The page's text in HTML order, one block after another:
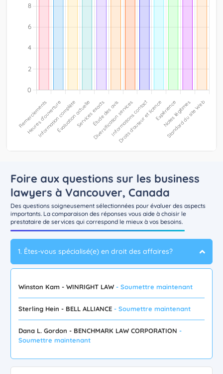
Foire aux questions sur les business
lawyers à Vancouver, Canada
Des questions soigneusement sélectionnées pour évaluer des aspects
importants. La comparaison des réponses vous aide à choisir le
prestataire de services qui correspond le mieux à vos besoins.
1. Êtes-vous spécialisé(e) en droit des affaires?
Winston Kam - WINRIGHT LAW - Soumettre maintenant
Sterling Hein - BELL ALLIANCE - Soumettre maintenant
Dana L. Gordon - BENCHMARK LAW CORPORATION -
Soumettre maintenant